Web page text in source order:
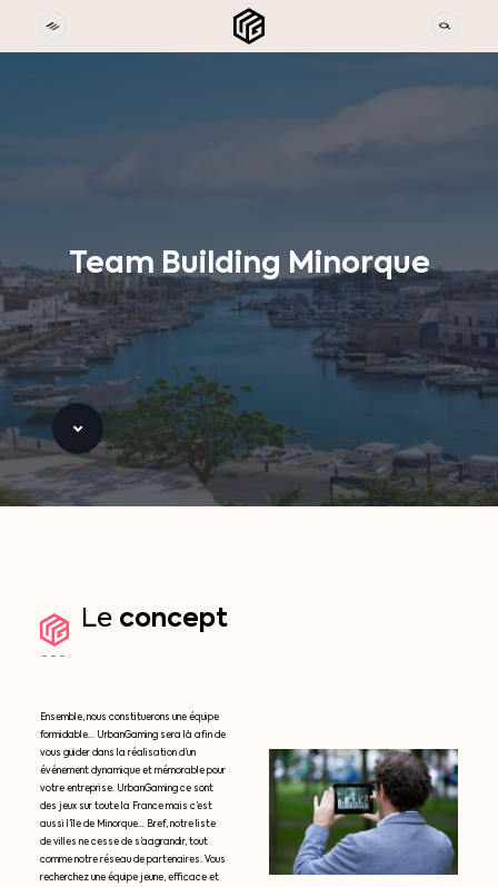
Team Building Minorque
Le concept
Ensemble, nous constituerons une équipe
formidable… UrbanGaming sera là afin de
vous guider dans la réalisation d’un
événement dynamique et mémorable pour
votre entreprise. UrbanGaming ce sont
des jeux sur toute la France mais c’est
aussi l’île de Minorque… Bref, notre liste
de villes ne cesse de s’aagrandir, tout
comme notre réseau de partenaires. Vous
recherchez une équipe jeune, efficace et